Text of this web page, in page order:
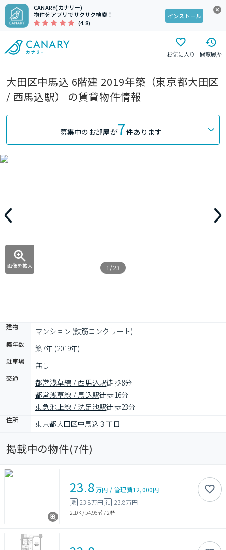
CANARY(カナリー)
物件をアプリでサクサク検索！
(4.8)
インストール
お気に入り 閲覧履歴
大田区中馬込 6階建 2019年築（東京都大田区
/ 西馬込駅） の賃貸物件情報
募集中のお部屋が7件あります
画像を拡大 1/23
建物 マンション (鉄筋コンクリート)
築年数 築7年 (2019年)
駐車場 無し
交通 都営浅草線 / 西馬込駅徒歩8分
都営浅草線 / 馬込駅徒歩16分
東急池上線 / 洗足池駅徒歩23分
住所 東京都大田区中馬込３丁目
掲載中の物件(7件)
23.8万円 /管理費12,000円
敷 23.8万円 礼 23.8万円
2LDK/54.96㎡ / 2階